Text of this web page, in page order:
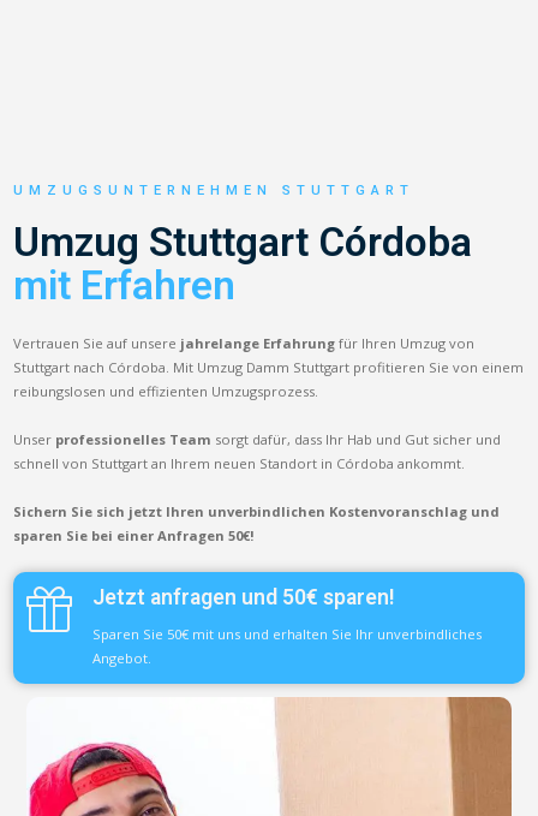
UMZUGSUNTERNEHMEN STUTTGART
Umzug Stuttgart Córdoba
mit Erfahren
Vertrauen Sie auf unsere jahrelange Erfahrung für Ihren Umzug von
Stuttgart nach Córdoba. Mit Umzug Damm Stuttgart profitieren Sie von einem
reibungslosen und effizienten Umzugsprozess.
Unser professionelles Team sorgt dafür, dass Ihr Hab und Gut sicher und
schnell von Stuttgart an Ihrem neuen Standort in Córdoba ankommt.
Sichern Sie sich jetzt Ihren unverbindlichen Kostenvoranschlag und
sparen Sie bei einer Anfragen 50€!
Jetzt anfragen und 50€ sparen!
Sparen Sie 50€ mit uns und erhalten Sie Ihr unverbindliches
Angebot.